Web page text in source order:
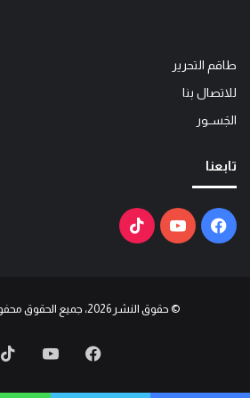
طاقم التحرير
للاتصال بنا
الجَســور
تابعنا
فيسبوكيوتيوب ‫TikTok
© حقوق النشر 2026، جميع الحقوق محفوظة | Ily Media
فيسبوكيوتيوب